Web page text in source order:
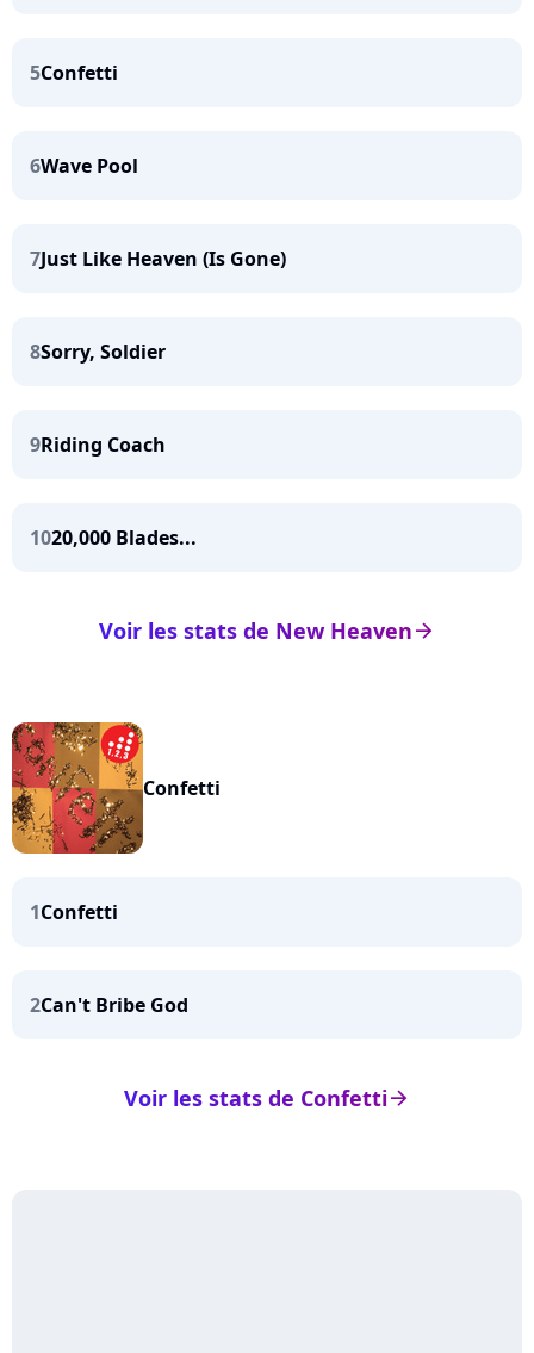
5Confetti
6Wave Pool
7Just Like Heaven (Is Gone)
8Sorry, Soldier
9Riding Coach
1020,000 Blades...
arrow_right
Voir les stats de New Heaven
Confetti
1Confetti
2Can't Bribe God
arrow_right
Voir les stats de Confetti